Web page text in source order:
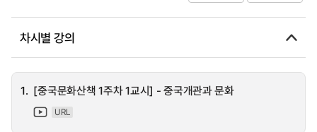
차시별 강의
1. [중국문화산책 1주차 1교시] - 중국개관과 문화
URL